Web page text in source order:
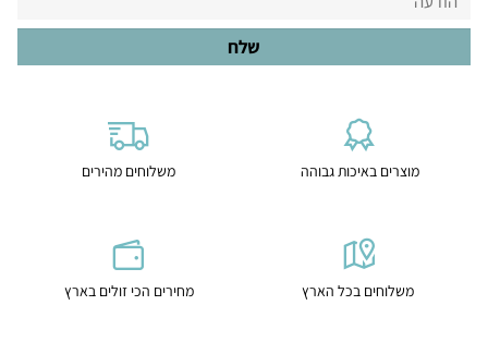
מוצרים באיכות גבוהה משלוחים מהירים
משלוחים בכל הארץ מחירים הכי זולים בארץ